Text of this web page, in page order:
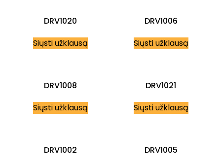
DRV1020
Siųsti užklausą
DRV1006
Siųsti užklausą
DRV1008
Siųsti užklausą
DRV1021
Siųsti užklausą
DRV1002
DRV1005